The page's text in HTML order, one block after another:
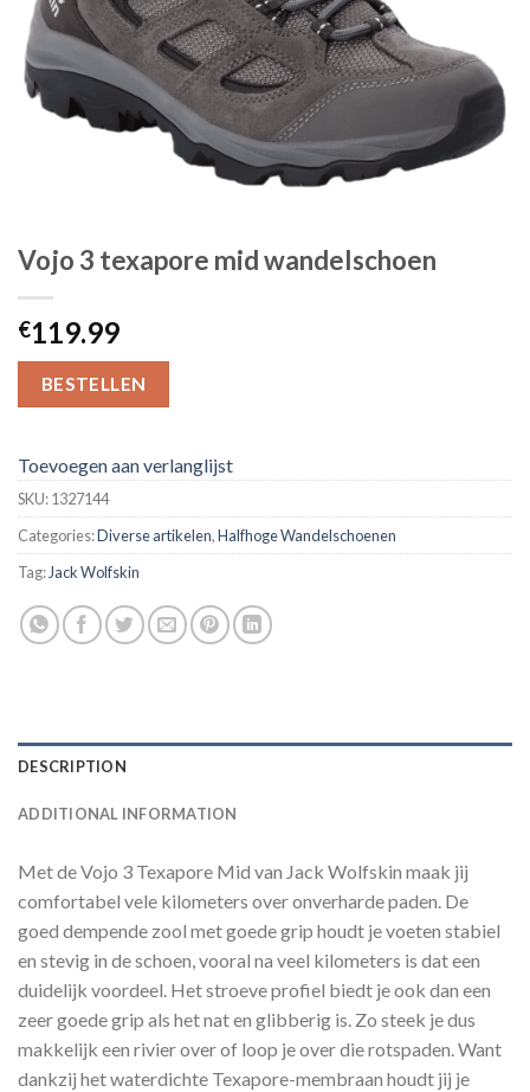
Vojo 3 texapore mid wandelschoen
€119.99
BESTELLEN
Toevoegen aan verlanglijst
SKU:1327144
Categories:Diverse artikelen,Halfhoge Wandelschoenen
Tag:Jack Wolfskin
DESCRIPTION
ADDITIONAL INFORMATION
Met de Vojo 3 Texapore Mid van Jack Wolfskin maak jij
comfortabel vele kilometers over onverharde paden. De
goed dempende zool met goede grip houdt je voeten stabiel
en stevig in de schoen, vooral na veel kilometers is dat een
duidelijk voordeel. Het stroeve profiel biedt je ook dan een
zeer goede grip als het nat en glibberig is. Zo steek je dus
makkelijk een rivier over of loop je over die rotspaden. Want
dankzij het waterdichte Texapore-membraan houdt jij je